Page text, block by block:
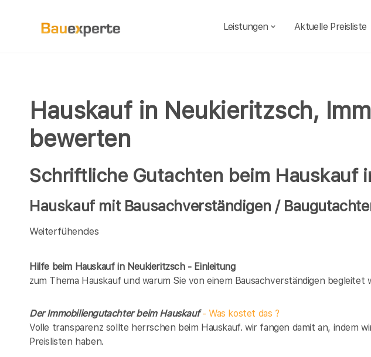
Leistungen Aktuelle Preisliste
Hauskauf in Neukieritzsch,
bewerten
Schriftliche Gutachten beim Hauskauf
Hauskauf mit Bausachverständigen /
Weiterfühendes
Hilfe beim Hauskauf in Neukieritzsch - Einleitung
zum Thema Hauskauf und warum Sie von einem Bausachverständigen begleitet
Der Immobiliengutachter beim Hauskauf- Was kostet das ?
Volle transparenz sollte herrschen beim Hauskauf. wir fangen damit an, indem
Preislisten haben.